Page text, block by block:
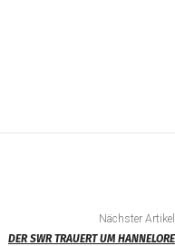
Nächster Artikel
DER SWR TRAUERT UM HANNELORE